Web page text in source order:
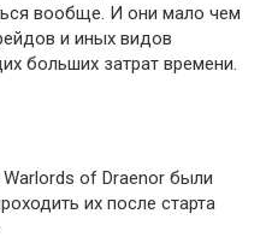
вообще. И они мало чем
и иных видов
больших затрат времени.
of Draenor были
их после старта